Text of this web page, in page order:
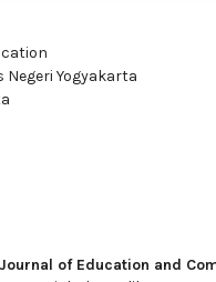
Yogyakarta
of Education and